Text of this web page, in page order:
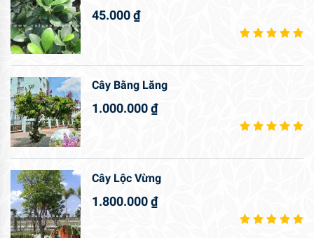
45.000₫
Cây Bằng Lăng
1.000.000₫
Cây Lộc Vừng
1.800.000₫